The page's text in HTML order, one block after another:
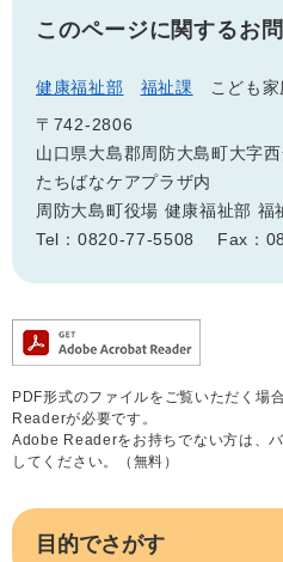
このページに関するお
健康福祉部 福祉課
こども
〒742-2806
山口県大島郡周防大島町大字
たちばなケアプラザ内
周防大島町役場 健康福祉部 福
Tel：0820-77-5508
Fax：
PDF形式のファイルをご覧いただく場
Readerが必要です。
Adobe Readerをお持ちでない方は、
してください。（無料）
目的でさがす